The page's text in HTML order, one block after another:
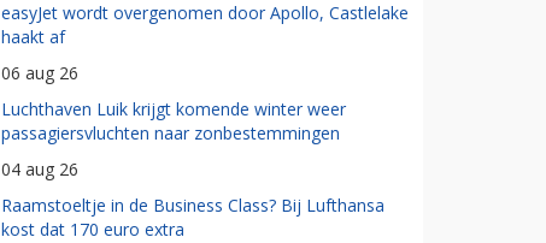
easyJet wordt overgenomen door Apollo, Castlelake
haakt af
06 aug 26
Luchthaven Luik krijgt komende winter weer
passagiersvluchten naar zonbestemmingen
04 aug 26
Raamstoeltje in de Business Class? Bij Lufthansa
kost dat 170 euro extra